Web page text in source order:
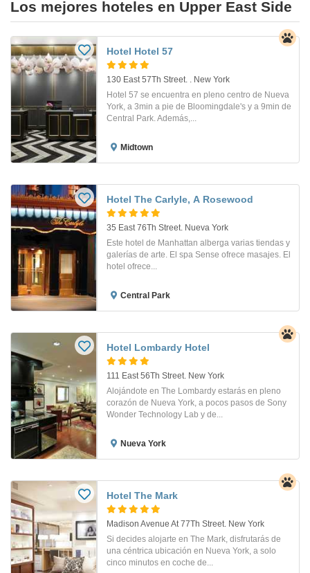
Los mejores hoteles en Upper East Side
Hotel Hotel 57
130 East 57Th Street. . New York
Hotel 57 se encuentra en pleno centro de Nueva
York, a 3min a pie de Bloomingdale's y a 9min de
Central Park. Además,...
Midtown
Hotel The Carlyle, A Rosewood
35 East 76Th Street. Nueva York
Este hotel de Manhattan alberga varias tiendas y
galerías de arte. El spa Sense ofrece masajes. El
hotel ofrece...
Central Park
Hotel Lombardy Hotel
111 East 56Th Street. New York
Alojándote en The Lombardy estarás en pleno
corazón de Nueva York, a pocos pasos de Sony
Wonder Technology Lab y de...
Nueva York
Hotel The Mark
Madison Avenue At 77Th Street. New York
Si decides alojarte en The Mark, disfrutarás de
una céntrica ubicación en Nueva York, a solo
cinco minutos en coche de...